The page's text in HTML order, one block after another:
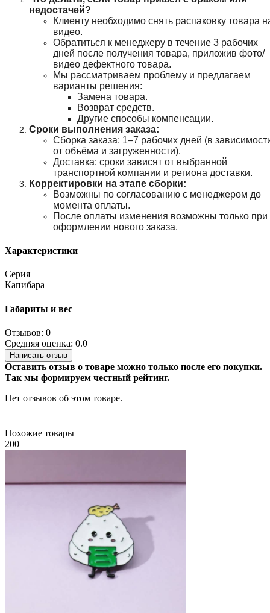
недостачей?
Клиенту необходимо снять распаковку товара
видео.
Обратиться к менеджеру в течение 3 рабочих
дней после получения товара, приложив фото/
видео дефектного товара.
Мы рассматриваем проблему и предлагаем
варианты решения:
Замена товара.
Возврат средств.
Другие способы компенсации.
Сроки выполнения заказа:
Сборка заказа: 1–7 рабочих дней (в
от объёма и загруженности).
Доставка: сроки зависят от выбранной
транспортной компании и региона доставки.
Корректировки на этапе сборки:
Возможны по согласованию с менеджером до
момента оплаты.
После оплаты изменения возможны только при
оформлении нового заказа.
Характеристики
Серия
Капибара
Габариты и вес
Отзывов: 0
Средняя оценка: 0.0
Написать отзыв
Оставить отзыв о товаре можно только после его покупки.
Так мы формируем честный рейтинг.
Нет отзывов об этом товаре.
Похожие товары
200